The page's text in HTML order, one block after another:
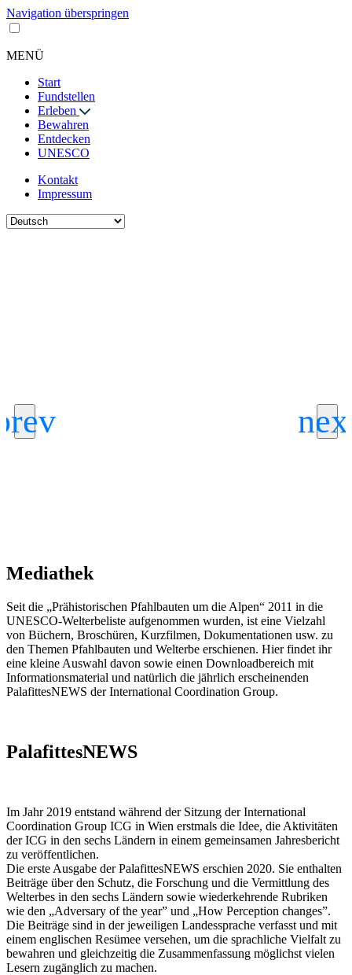
Navigation überspringen
MENÜ
Start
Fundstellen
Erleben
Bewahren
Entdecken
UNESCO
Kontakt
Impressum
Mediathek
Seit die „Prähistorischen Pfahlbauten um die Alpen“ 2011 in die
UNESCO-Welterbeliste aufgenommen wurden, ist eine Vielzahl
von Büchern, Broschüren, Kurzfilmen, Dokumentationen usw. zu
den Themen Pfahlbauten und Welterbe erschienen. Hier findet ihr
eine kleine Auswahl davon sowie einen Downloadbereich mit
Informationsmaterial und natürlich die jährlich erscheinenden
PalafittesNEWS der International Coordination Group.
PalafittesNEWS
Im Jahr 2019 entstand während der Sitzung der International
Coordination Group ICG in Wien erstmals die Idee, die Aktivitäten
der ICG in den sechs Ländern in einem gemeinsamen Jahresbericht
zu veröffentlichen.
Die erste Ausgabe der PalafittesNEWS erschien 2020. Sie enthalten
Beiträge über den Schutz, die Forschung und die Vermittlung des
Welterbes in den sechs Ländern sowie wiederkehrende Rubriken
wie den „Adversary of the year” und „How Perception changes”.
Die Beiträge sind in der jeweiligen Landessprache verfasst und mit
einem englischen Resümee versehen, um die sprachliche Vielfalt zu
bewahren und gleichzeitig die Zusammenfassung möglichst vielen
Lesern zugänglich zu machen.